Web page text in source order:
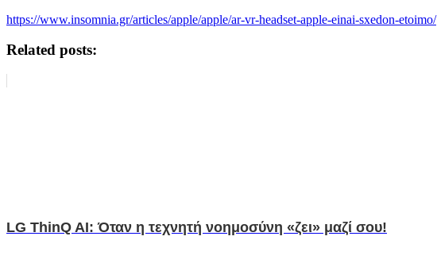
https://www.insomnia.gr/articles/apple/apple/ar-vr-headset-apple-einai-sxedon-etoimo/
Related posts:
LG ThinQ AI: Όταν η τεχνητή νοημοσύνη «ζει» μαζί σου!